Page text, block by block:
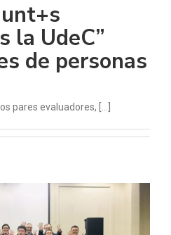
la UdeC”
de personas
pares evaluadores, [...]